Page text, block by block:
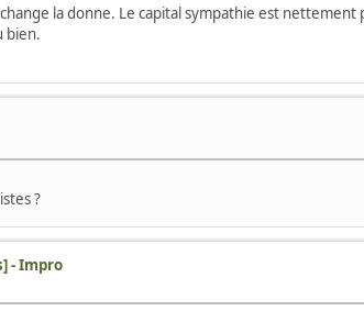
la donne. Le capital sympathie est
bien.
?
- Impro